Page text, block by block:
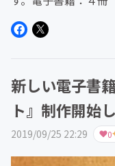
けること ・
新しい電子書
ト』制作開始
2019/09/25 22:29 0